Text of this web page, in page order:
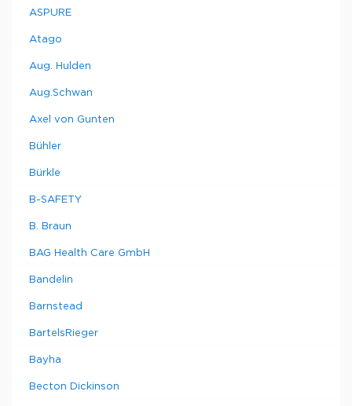
ASPURE
Atago
Aug. Hulden
Aug.Schwan
Axel von Gunten
Bühler
Bürkle
B-SAFETY
B. Braun
BAG Health Care GmbH
Bandelin
Barnstead
BartelsRieger
Bayha
Becton Dickinson